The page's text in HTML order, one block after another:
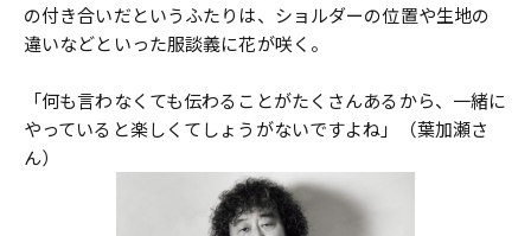
の付き合いだというふたりは、ショルダーの位置や生地の
違いなどといった服談義に花が咲く。
「何も言わなくても伝わることがたくさんあるから、一緒に
やっていると楽しくてしょうがないですよね」（葉加瀬さ
ん）